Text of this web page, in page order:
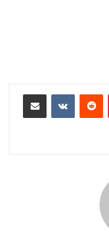
بينتيريست مشاركة عبر البريد